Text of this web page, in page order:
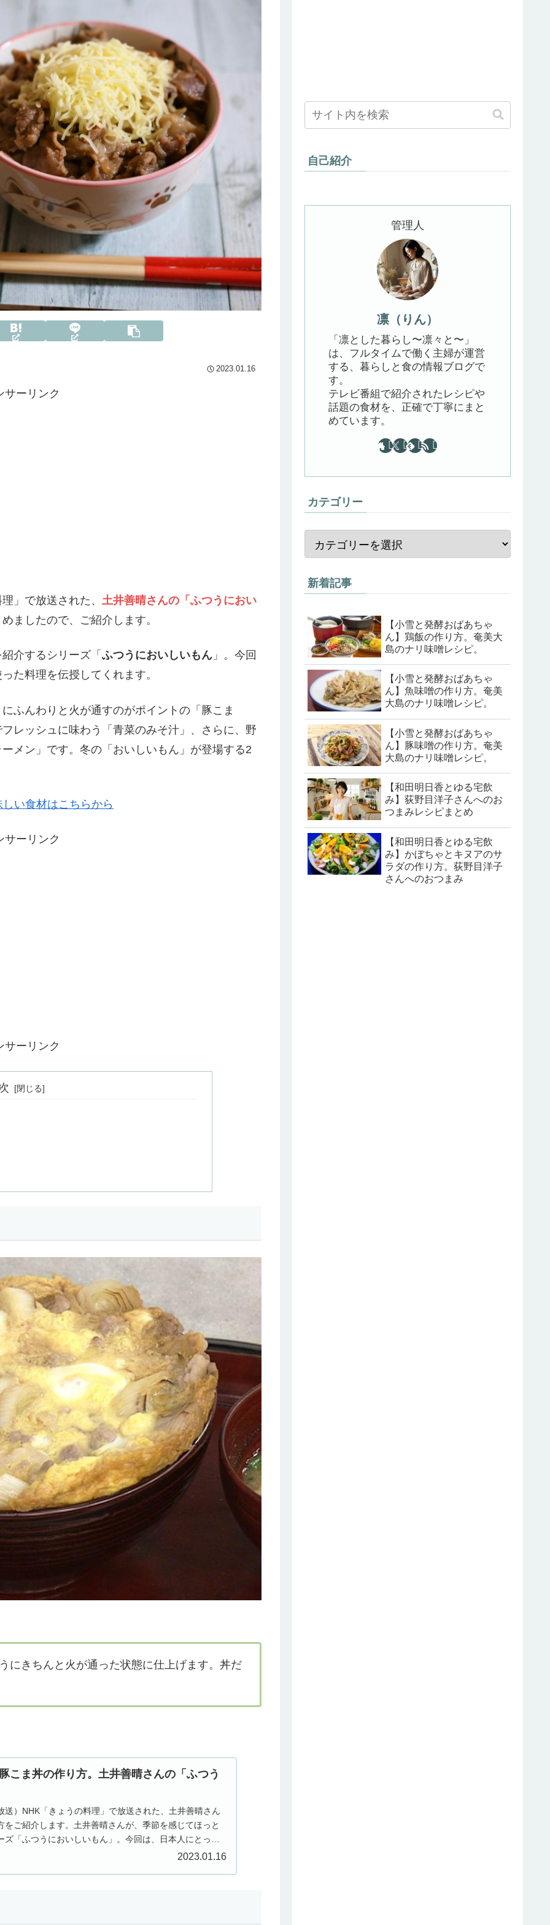
2023.01.16
サーリンク
」で放送された、 土井善晴さんの「ふつうにおい
ましたので、ご紹介します。
介するシリーズ「 ふつうにおいしいもん 」。今回
た料理を伝授してくれます。
ふんわりと火が通すのがポイントの「豚こま
レッシュに味わう「青菜のみそ汁」、さらに、野
メン」です。冬の「おいしいもん」が登場する2
い食材はこちらから
サーリンク
サーリンク
にきちんと火が通った状態に仕上げます。丼だ
こま丼の作り方。土井善晴さんの「ふつう
送）NHK「きょうの料理」で放送された、土井善晴さん
をご紹介します。土井善晴さんが、季節を感じてほっと
「ふつうにおいしいもん」。今回は、日本人にとって
2023.01.16
自己紹介
管理人
凛（りん）
「凛とした暮らし〜凛々と〜」
は、フルタイムで働く主婦が運営
する、暮らしと食の情報ブログで
す。
テレビ番組で紹介されたレシピや
話題の食材を、正確で丁寧にまと
めています。
カテゴリー
新着記事
【小雪と発酵おばあちゃ
ん】鶏飯の作り方。奄美大
島のナリ味噌レシピ。
【小雪と発酵おばあちゃ
ん】魚味噌の作り方。奄美
大島のナリ味噌レシピ。
【小雪と発酵おばあちゃ
ん】豚味噌の作り方。奄美
大島のナリ味噌レシピ。
【和田明日香とゆる宅飲
み】荻野目洋子さんへのお
つまみレシピまとめ
【和田明日香とゆる宅飲
み】かぼちゃとキヌアのサ
ラダの作り方。荻野目洋子
さんへのおつまみ